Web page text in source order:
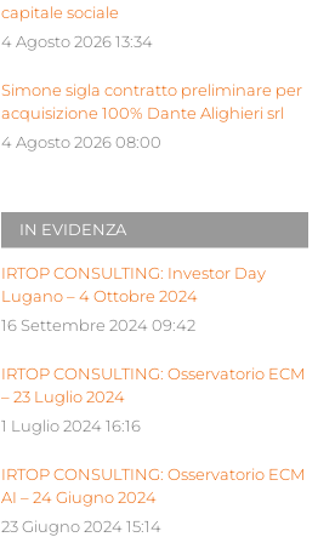
capitale sociale
4 Agosto 2026 13:34
Simone sigla contratto preliminare per
acquisizione 100% Dante Alighieri srl
4 Agosto 2026 08:00
IN EVIDENZA
IRTOP CONSULTING: Investor Day
Lugano – 4 Ottobre 2024
16 Settembre 2024 09:42
IRTOP CONSULTING: Osservatorio ECM
– 23 Luglio 2024
1 Luglio 2024 16:16
IRTOP CONSULTING: Osservatorio ECM
AI – 24 Giugno 2024
23 Giugno 2024 15:14